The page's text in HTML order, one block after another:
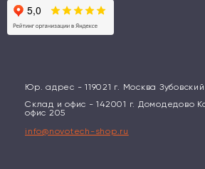
Юр. адрес - 119021 г. Москва Зубовский
Склад и офис - 142001 г. Домодедово
офис 205
info@novotech-shop.ru